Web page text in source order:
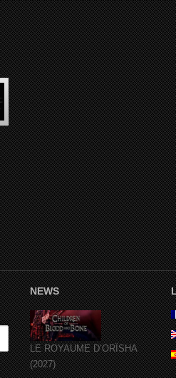
NEWS
LE ROYAUME D’ORÏSHA
(2027)